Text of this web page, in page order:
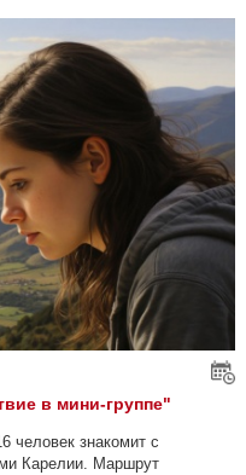
в мини-группе"
человек знакомит с
Карелии. Маршрут